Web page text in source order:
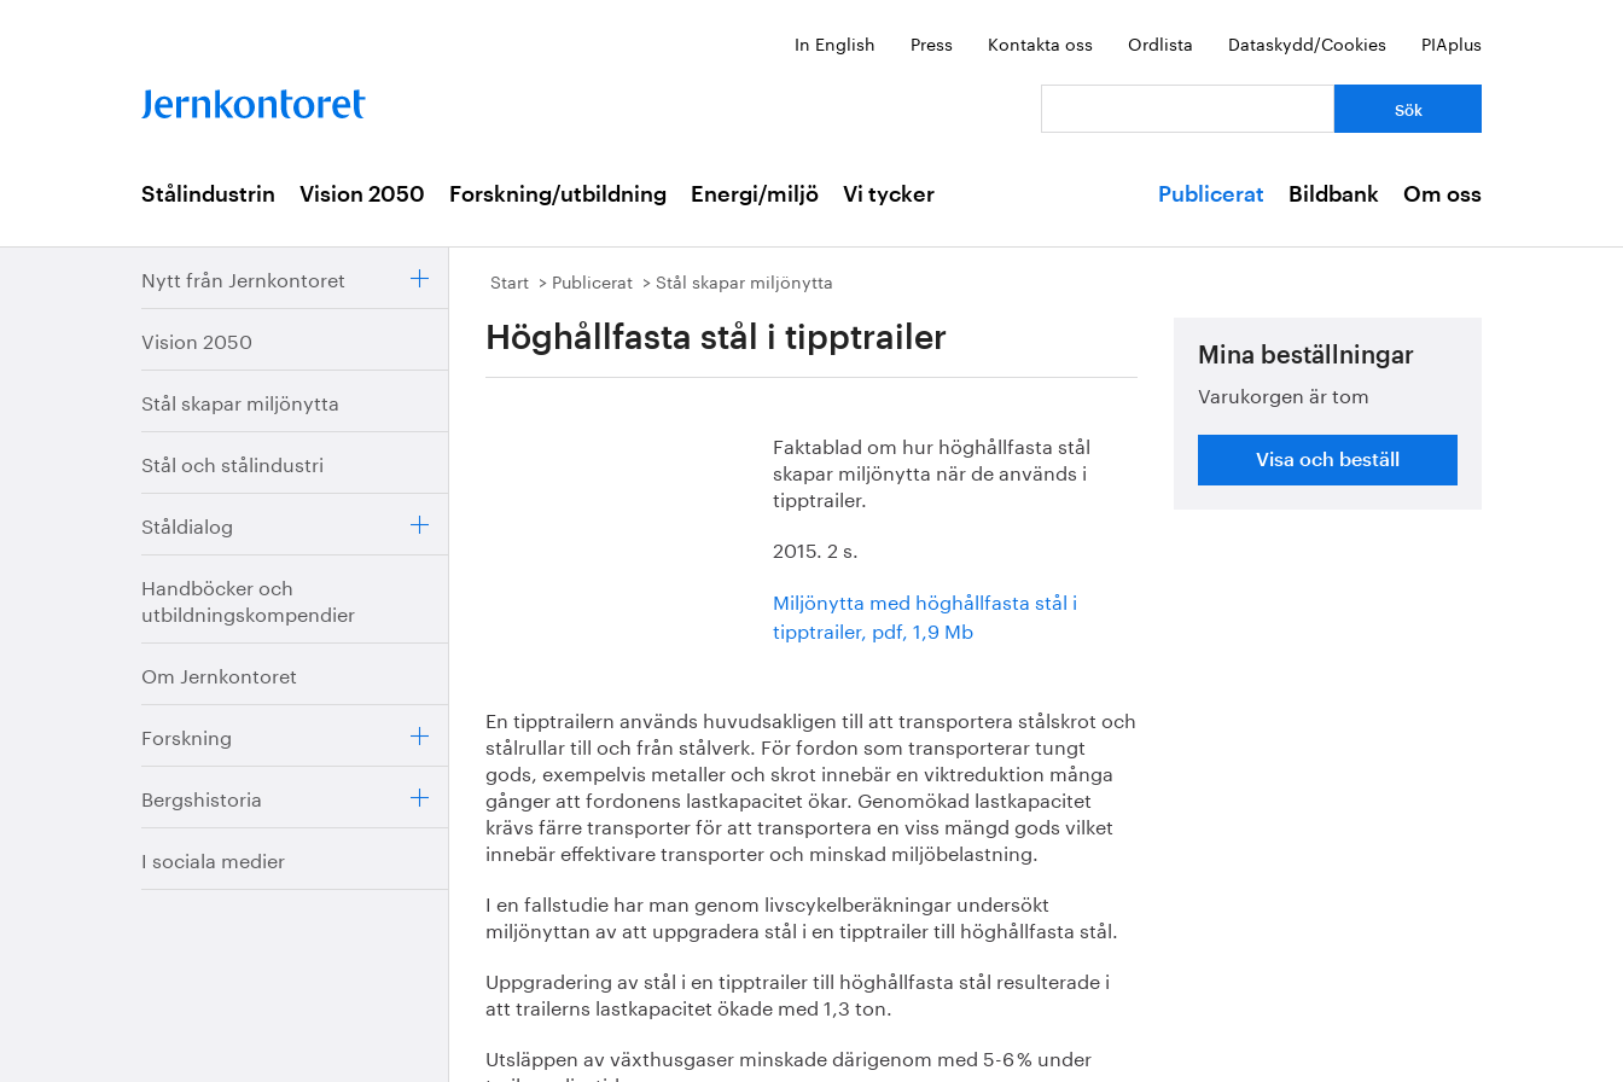
In English Press Kontakta oss Ordlista Dataskydd/Cookies PIAplus
Stålindustrin Vision 2050 Forskning/utbildning Energi/miljö Vi tycker Publicerat Bildbank Om oss
Nytt från Jernkontoret
Vision 2050
Stål skapar miljönytta
Stål och stålindustri
Ståldialog
Handböcker och
utbildningskompendier
Om Jernkontoret
Forskning
Bergshistoria
I sociala medier
Start Publicerat Stål skapar miljönytta
Höghållfasta stål i tipptrailer
Faktablad om hur höghållfasta stål
skapar miljönytta när de används i
tipptrailer.
2015. 2 s.
Miljönytta med höghållfasta stål i
tipptrailer, pdf, 1,9 Mb
En tipptrailern används huvudsakligen till att transportera stålskrot och
stålrullar till och från stålverk. För fordon som transporterar tungt
gods, exempelvis metaller och skrot innebär en viktreduktion många
gånger att fordonens lastkapacitet ökar. Genomökad lastkapacitet
krävs färre transporter för att transportera en viss mängd gods vilket
innebär effektivare transporter och minskad miljöbelastning.
I en fallstudie har man genom livscykelberäkningar undersökt
miljönyttan av att uppgradera stål i en tipptrailer till höghållfasta stål.
Uppgradering av stål i en tipptrailer till höghållfasta stål resulterade i
att trailerns lastkapacitet ökade med 1,3 ton.
Utsläppen av växthusgaser minskade därigenom med 5-6 % under
Mina beställningar
Varukorgen är tom
Visa och beställ